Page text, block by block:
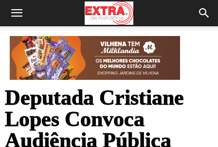
Deputada Cristiane
Lopes Convoca
Audiência Pública